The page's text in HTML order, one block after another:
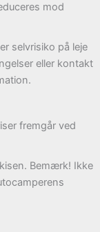
mod
selvrisiko på leje
eller kontakt
fremgår ved
Bemærk! Ikke